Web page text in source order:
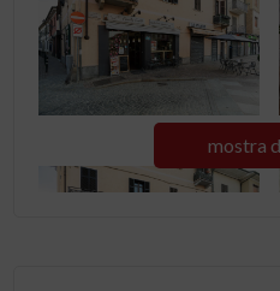
mostra